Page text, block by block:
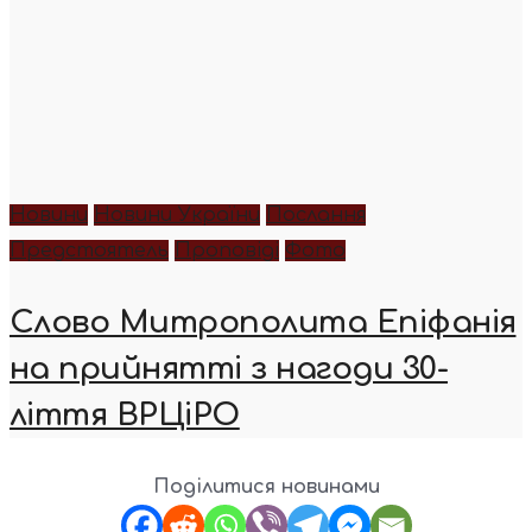
Новини Новини України
Послання
Предстоятель
Проповіді Фото
Слово Митрополита Епіфанія
на прийнятті з нагоди 30-
ліття ВРЦіРО
Поділитися новинами